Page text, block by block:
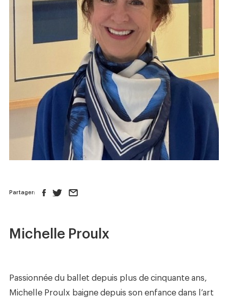
Nouvelles
SUIVEZ-NOUS :
Partager:
Michelle Proulx
Passionnée du ballet depuis plus de cinquante ans,
Michelle Proulx baigne depuis son enfance dans l’art